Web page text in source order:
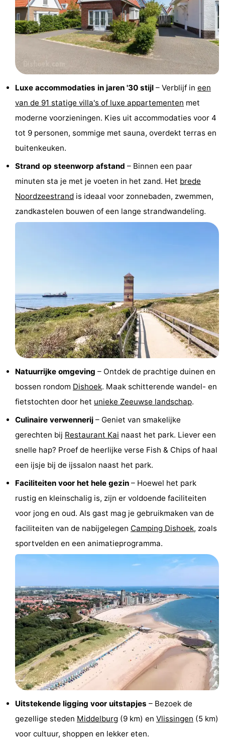
doen
Musea
Monumenten
Uitkijkpunten
Attracties
Speeltuinen
Binnenspeeltuinen
centra
Dorpen
Natuur
Zwembaden
Paardrijden
Golfbanen
Eten
drinken
Evenementen
Ringrijden
Praktisch
Forum
Route
Parkeren
Reisboekenwinkel
Medische
Zeeland
Schouwen-
Duiveland
Renesse
Bruinisse
Zierikzee
Luxe accommodaties in jaren '30 stijl – Verblijf in een
van de 91 statige villa's of luxe appartementen met
moderne voorzieningen. Kies uit accommodaties voor 4
tot 9 personen, sommige met sauna, overdekt terras en
buitenkeuken.
Strand op steenworp afstand – Binnen een paar
minuten sta je met je voeten in het zand. Het brede
Noordzeestrand is ideaal voor zonnebaden, zwemmen,
zandkastelen bouwen of een lange strandwandeling.
Natuurrijke omgeving – Ontdek de prachtige duinen en
bossen rondom Dishoek. Maak schitterende wandel- en
fietstochten door het unieke Zeeuwse landschap.
Culinaire verwennerij – Geniet van smakelijke
gerechten bij Restaurant Kai naast het park. Liever een
snelle hap? Proef de heerlijke verse Fish & Chips of haal
een ijsje bij de ijssalon naast het park.
Faciliteiten voor het hele gezin – Hoewel het park
rustig en kleinschalig is, zijn er voldoende faciliteiten
voor jong en oud. Als gast mag je gebruikmaken van de
faciliteiten van de nabijgelegen Camping Dishoek, zoals
sportvelden en een animatieprogramma.
Uitstekende ligging voor uitstapjes – Bezoek de
gezellige steden Middelburg (9 km) en Vlissingen (5 km)
voor cultuur, shoppen en lekker eten.